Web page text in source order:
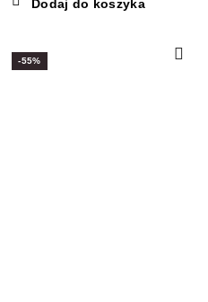
wynosiła:wynosi:
Dodaj do koszyka
-55%